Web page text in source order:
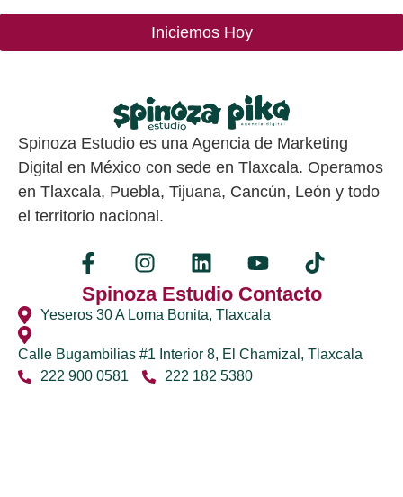
Iniciemos Hoy
Spinoza Estudio es una Agencia de Marketing
Digital en México con sede en Tlaxcala. Operamos
en Tlaxcala, Puebla, Tijuana, Cancún, León y todo
el territorio nacional.
Spinoza Estudio Contacto
Yeseros 30 A Loma Bonita, Tlaxcala
Calle Bugambilias #1 Interior 8, El Chamizal, Tlaxcala
222 900 0581
222 182 5380